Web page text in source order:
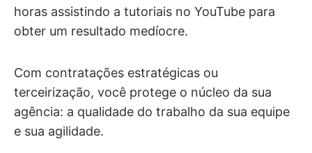
horas assistindo a tutoriais no YouTube para
obter um resultado medíocre.
Com contratações estratégicas ou
terceirização, você protege o núcleo da sua
agência: a qualidade do trabalho da sua equipe
e sua agilidade.